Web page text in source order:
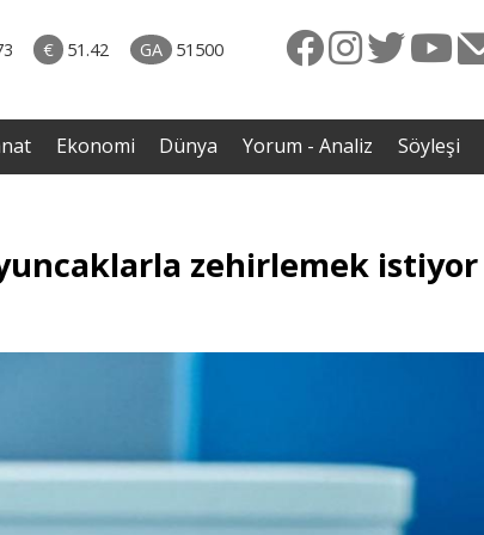
€ 51.42 GA 51500
Ekonomi Dünya Yorum - Analiz Söyleşi
zehirlemek istiyor